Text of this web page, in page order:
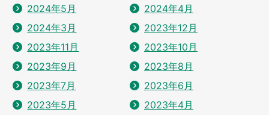
2024年5月
2024年4月
2024年3月
2023年12月
2023年11月
2023年10月
2023年9月
2023年8月
2023年7月
2023年6月
2023年5月
2023年4月